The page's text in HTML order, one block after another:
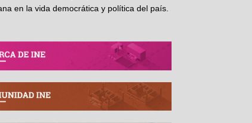
en la vida democrática y política del país.